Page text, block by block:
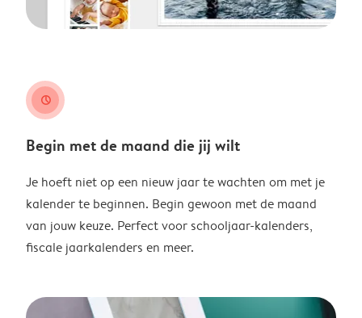
clock
Begin met de maand die jij wilt
Je hoeft niet op een nieuw jaar te wachten om met je
kalender te beginnen. Begin gewoon met de maand
van jouw keuze. Perfect voor schooljaar-kalenders,
fiscale jaarkalenders en meer.